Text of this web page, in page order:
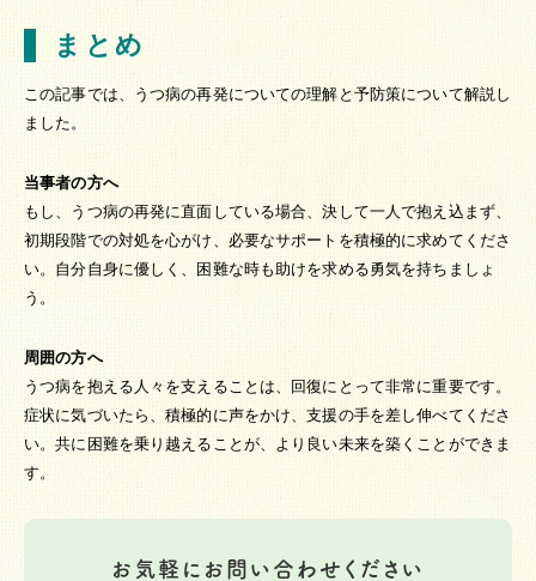
まとめ
この記事では、うつ病の再発についての理解と予防策について解説し
ました。
当事者の方へ
もし、うつ病の再発に直面している場合、決して一人で抱え込まず、
初期段階での対処を心がけ、必要なサポートを積極的に求めてくださ
い。自分自身に優しく、困難な時も助けを求める勇気を持ちましょ
う。
周囲の方へ
うつ病を抱える人々を支えることは、回復にとって非常に重要です。
症状に気づいたら、積極的に声をかけ、支援の手を差し伸べてくださ
い。共に困難を乗り越えることが、より良い未来を築くことができま
す。
お気軽にお問い合わせください